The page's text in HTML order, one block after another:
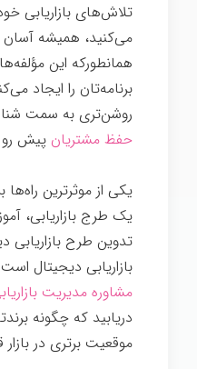
تلاش‌های بازاریابی
می‌کنید، همیشه آسان
همانطورکه این
برنامه‌تان را ایجاد
روشن‌تری به سمت
حفظ مشتریان پیش
یکی از موثرترین
یک طرج بازاریابی،
تدوین طرح بازاریابی
بازاریابی دیجیتال
مشاوره مدیریت
دریابید که چگونه
موقعیت برتری در بازار